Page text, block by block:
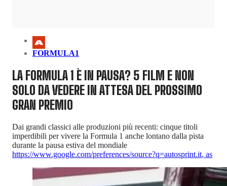
FORMULA1
LA FORMULA 1 È IN PAUSA? 5 FILM E NON
SOLO DA VEDERE IN ATTESA DEL PROSSIMO
GRAN PREMIO
Dai grandi classici alle produzioni più recenti: cinque titoli
imperdibili per vivere la Formula 1 anche lontano dalla pista
durante la pausa estiva del mondiale
https://www.google.com/preferences/source?q=autosprint.it, as